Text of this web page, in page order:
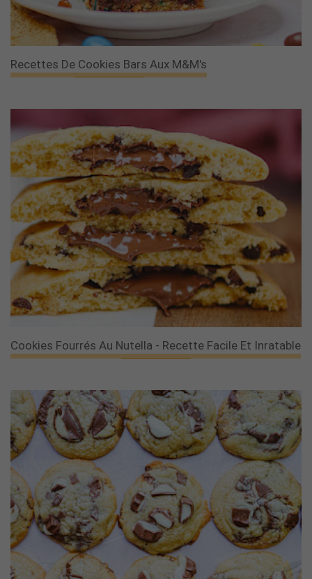
Recettes De Cookies Bars Aux M&M's
Cookies Fourrés Au Nutella - Recette Facile Et Inratable